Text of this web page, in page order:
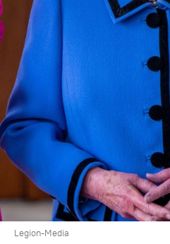
Legion-Media